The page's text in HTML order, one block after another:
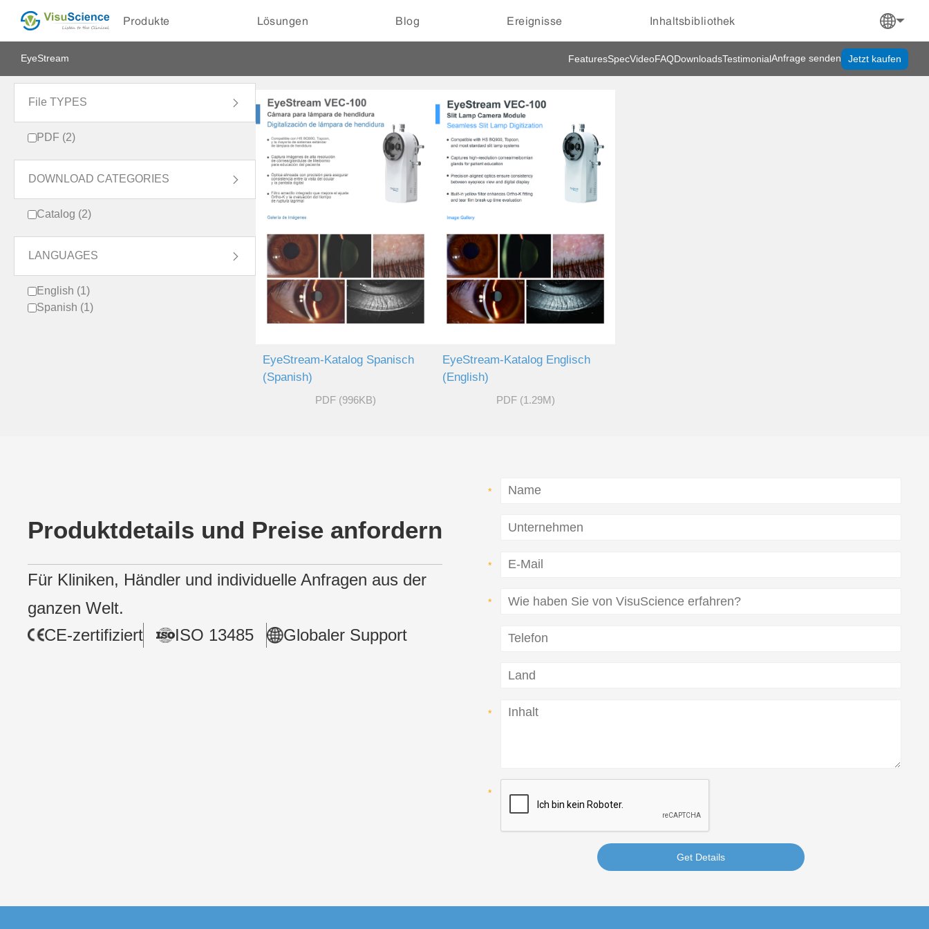
Produkte Lösungen Blog Ereignisse Inhaltsbibliothek
EyeStream FeaturesSpecVideoFAQDownloadsTestimonialAnfrage senden Jetzt kaufen
File TYPES 
PDF (2)
DOWNLOAD CATEGORIES 
Catalog (2)
LANGUAGES 
English (1)
Spanish (1)
EyeStream-Katalog Spanisch
(Spanish)
PDF (996KB)
EyeStream-Katalog Englisch
(English)
PDF (1.29M)
Produktdetails und Preise anfordern
Für Kliniken, Händler und individuelle Anfragen aus der
ganzen Welt.
CE-zertifiziert
ISO 13485 Globaler Support
Get Details